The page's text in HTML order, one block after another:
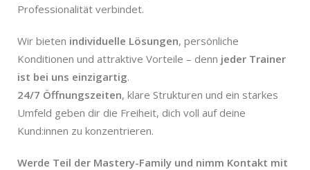
Professionalität verbindet.
Wir bieten individuelle Lösungen, persönliche
Konditionen und attraktive Vorteile – denn jeder Trainer
ist bei uns einzigartig.
24/7 Öffnungszeiten, klare Strukturen und ein starkes
Umfeld geben dir die Freiheit, dich voll auf deine
Kund:innen zu konzentrieren.
Werde Teil der Mastery-Family und nimm Kontakt mit